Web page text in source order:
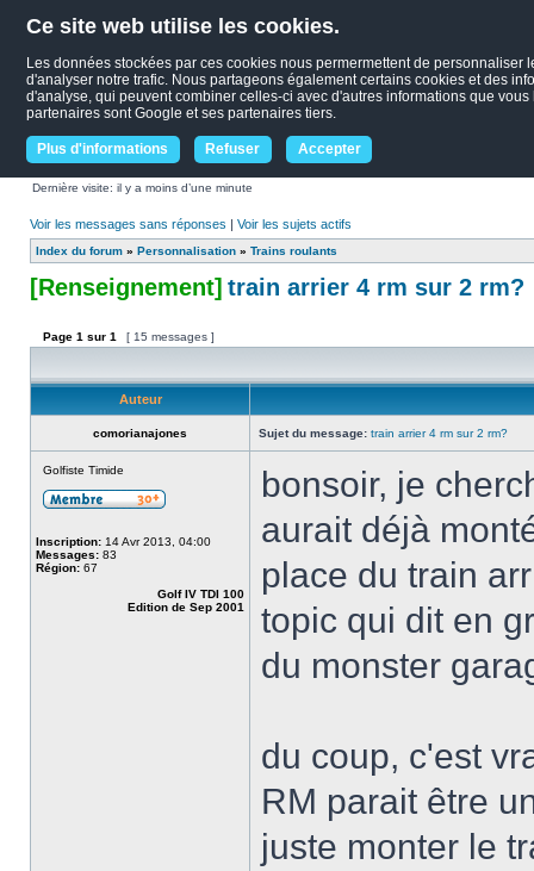
Ce site web utilise les cookies.
Les données stockées par ces cookies nous permermettent de
d'analyser notre trafic. Nous partageons également certains cookies et des
d'analyse, qui peuvent combiner celles-ci avec d'autres informations que
partenaires sont Google et ses partenaires tiers.
Plus d'informations Refuser Accepter
Dernière visite: il y a moins d’une minute
Voir les messages sans réponses | Voir les sujets actifs
Index du forum » Personnalisation » Trains roulants
[Renseignement] train arrier 4 rm sur 2 rm?
Page 1 sur 1 [ 15 messages ]
Auteur
comorianajones Sujet du message: train arrier 4 rm sur 2 rm?
Golfiste Timide
Inscription: 14 Avr 2013, 04:00
Messages: 83
Région: 67
Golf IV TDI 100
Edition de Sep 2001
bonsoir, je
aurait déjà
place du train
topic qui dit en
du monster
du coup, c'est
RM parait être
juste monter le